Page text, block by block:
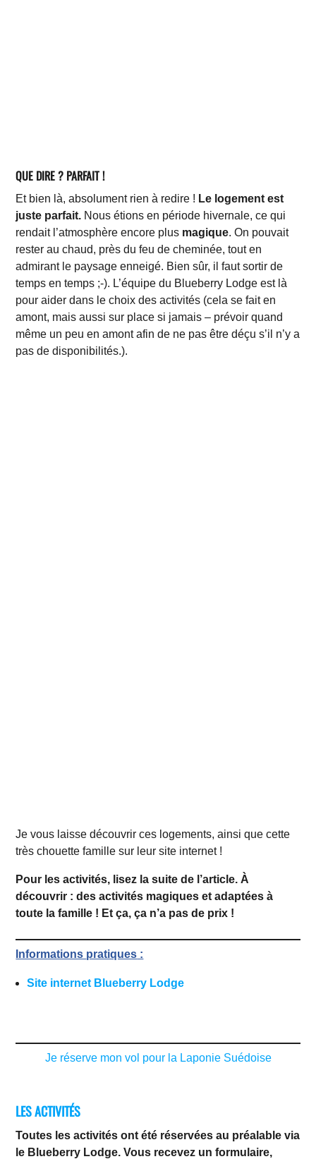
QUE DIRE ? PARFAIT !
Et bien là, absolument rien à redire ! Le logement est
juste parfait. Nous étions en période hivernale, ce qui
rendait l’atmosphère encore plus magique. On pouvait
rester au chaud, près du feu de cheminée, tout en
admirant le paysage enneigé. Bien sûr, il faut sortir de
temps en temps ;-). L’équipe du Blueberry Lodge est là
pour aider dans le choix des activités (cela se fait en
amont, mais aussi sur place si jamais – prévoir quand
même un peu en amont afin de ne pas être déçu s’il n’y a
pas de disponibilités.).
Je vous laisse découvrir ces logements, ainsi que cette
très chouette famille sur leur site internet !
Pour les activités, lisez la suite de l’article. À
découvrir : des activités magiques et adaptées à
toute la famille ! Et ça, ça n’a pas de prix !
Informations pratiques :
Site internet Blueberry Lodge
Je réserve mon vol pour la Laponie Suédoise
LES ACTIVITÉS
Toutes les activités ont été réservées au préalable via
le Blueberry Lodge. Vous recevez un formulaire,